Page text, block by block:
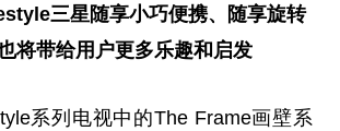
三星随享小巧便携、随享旋转
将带给用户更多乐趣和启发
系列电视中的The Frame画壁系